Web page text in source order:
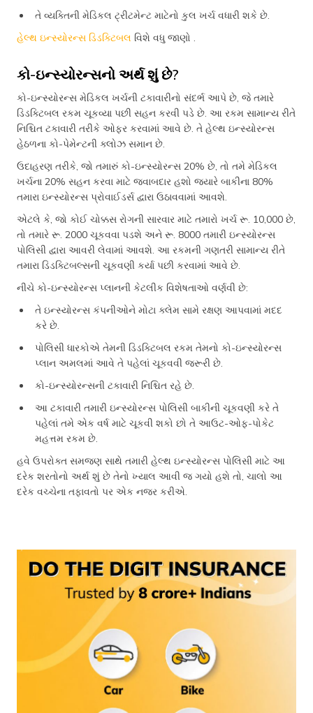
તે વ્યક્તિની મેડિકલ ટ્રીટમેન્ટ માટેનો કુલ ખર્ચ વધારી શકે છે.
હેલ્થ ઇન્સ્યોરન્સ ડિડક્ટિબલ વિશે વધુ જાણો .
કો-ઇન્સ્યોરન્સનો અર્થ શું છે?
કો-ઇન્સ્યોરન્સ મેડિકલ ખર્ચની ટકાવારીનો સંદર્ભ આપે છે, જે તમારે
ડિડક્ટિબલ રકમ ચૂકવ્યા પછી સહન કરવી પડે છે. આ રકમ સામાન્ય રીતે
નિશ્ચિત ટકાવારી તરીકે ઓફર કરવામાં આવે છે. તે હેલ્થ ઇન્સ્યોરન્સ
હેઠળના કો-પેમેન્ટની ક્લોઝ સમાન છે.
ઉદાહરણ તરીકે, જો તમારું કો-ઇન્સ્યોરન્સ 20% છે, તો તમે મેડિકલ
ખર્ચના 20% સહન કરવા માટે જવાબદાર હશો જ્યારે બાકીના 80%
તમારા ઇન્સ્યોરન્સ પ્રોવાઈડર્સ દ્વારા ઉઠાવવામાં આવશે.
એટલે કે, જો કોઈ ચોક્કસ રોગની સારવાર માટે તમારો ખર્ચ રૂ. 10,000 છે,
તો તમારે રૂ. 2000 ચૂકવવા પડશે અને રૂ. 8000 તમારી ઇન્સ્યોરન્સ
પોલિસી દ્વારા આવરી લેવામાં આવશે. આ રકમની ગણતરી સામાન્ય રીતે
તમારા ડિડક્ટિબલ્સની ચૂકવણી કર્યા પછી કરવામાં આવે છે.
નીચે કો-ઇન્સ્યોરન્સ પ્લાનની કેટલીક વિશેષતાઓ વર્ણવી છે:
તે ઇન્સ્યોરન્સ કંપનીઓને મોટા ક્લેમ સામે રક્ષણ આપવામાં મદદ
કરે છે.
પોલિસી ધારકોએ તેમની ડિડક્ટિબલ રકમ તેમનો કો-ઇન્સ્યોરન્સ
પ્લાન અમલમાં આવે તે પહેલાં ચૂકવવી જરૂરી છે.
કો-ઇન્સ્યોરન્સની ટકાવારી નિશ્ચિત રહે છે.
આ ટકાવારી તમારી ઇન્સ્યોરન્સ પોલિસી બાકીની ચૂકવણી કરે તે
પહેલાં તમે એક વર્ષ માટે ચૂકવી શકો છો તે આઉટ-ઓફ-પોકેટ
મહત્તમ રકમ છે.
હવે ઉપરોક્ત સમજણ સાથે તમારી હેલ્થ ઇન્સ્યોરન્સ પોલિસી માટે આ
દરેક શરતોનો અર્થ શું છે તેનો ખ્યાલ આવી જ ગયો હશે તો, ચાલો આ
દરેક વચ્ચેના તફાવતો પર એક નજર કરીએ.